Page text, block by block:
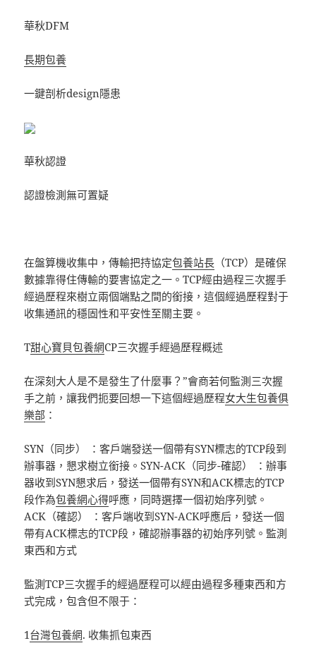
華秋DFM
長期包養
一鍵剖析design隱患
華秋認證
認證檢測無可置疑
在盤算機收集中，傳輸把持協定包養站長 （TCP）是確保
數據靠得住傳輸的要害協定之一。TCP經由過程三次握手
經過歷程來樹立兩個端點之間的銜接，這個經過歷程對于
收集通訊的穩固性和平安性至關主要。
T甜心寶貝包養網CP三次握手經過歷程概述
在深刻大人是不是發生了什麼事？”會商若何監測三次握
手之前，讓我們扼要回想一下這個經過歷程女大生包養俱
樂部 ：
SYN（同步） ：客戶端發送一個帶有SYN標志的TCP段到
辦事器，懇求樹立銜接。SYN-ACK（同步-確認） ：辦事
器收到SYN懇求后，發送一個帶有SYN和ACK標志的TCP
段作為包養網心得呼應，同時選擇一個初始序列號。
ACK（確認） ：客戶端收到SYN-ACK呼應后，發送一個
帶有ACK標志的TCP段，確認辦事器的初始序列號。監測
東西和方式
監測TCP三次握手的經過歷程可以經由過程多種東西和方
式完成，包含但不限于：
1台灣包養網. 收集抓包東西